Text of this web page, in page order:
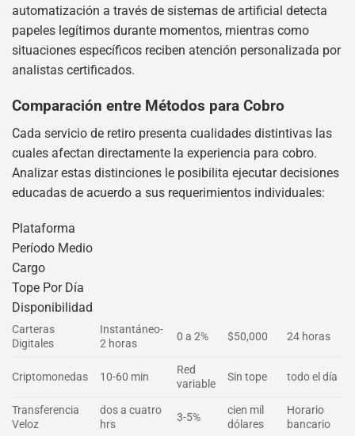
automatización a través de sistemas de artificial detecta
papeles legítimos durante momentos, mientras como
situaciones específicos reciben atención personalizada por
analistas certificados.
Comparación entre Métodos para Cobro
Cada servicio de retiro presenta cualidades distintivas las
cuales afectan directamente la experiencia para cobro.
Analizar estas distinciones le posibilita ejecutar decisiones
educadas de acuerdo a sus requerimientos individuales:
Plataforma
Período Medio
Cargo
Tope Por Día
Disponibilidad
Carteras
Digitales
Instantáneo-
2 horas
0 a 2% $50,000 24 horas
Criptomonedas 10-60 min
Red
variable
Sin tope todo el día
Transferencia
Veloz
dos a cuatro
hrs
3-5%
cien mil
dólares
Horario
bancario